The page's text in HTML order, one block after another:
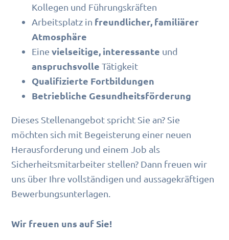
Kollegen und Führungskräften
Arbeitsplatz in freundlicher, familiärer
Atmosphäre
Einevielseitige, interessante und
anspruchsvolleTätigkeit
Qualifizierte Fortbildungen
Betriebliche Gesundheitsförderung
Dieses Stellenangebot spricht Sie an? Sie
möchten sich mit Begeisterung einer neuen
Herausforderung und einem Job als
Sicherheitsmitarbeiter stellen? Dann freuen wir
uns über Ihre vollständigen und aussagekräftigen
Bewerbungsunterlagen.
Wir freuen uns auf Sie!